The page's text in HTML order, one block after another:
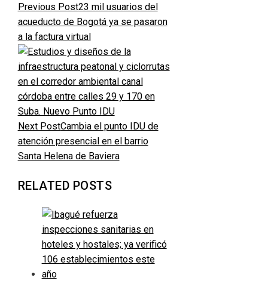
Previous Post23 mil usuarios del
acueducto de Bogotá ya se pasaron
a la factura virtual
Next PostCambia el punto IDU de
atención presencial en el barrio
Santa Helena de Baviera
RELATED POSTS